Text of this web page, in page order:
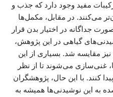
مفید وجود دارد که جذب و
می‌کنند. در مقابل، مکمل‌ها
جداگانه در اختیار بدن قرار
گیاهی در این پژوهش،
مقایسه شد. بسیاری از این
غنی‌سازی می‌شوند تا از نظر
کنند. با این حال، پژوهشگران
به این نوشیدنی‌ها همیشه به